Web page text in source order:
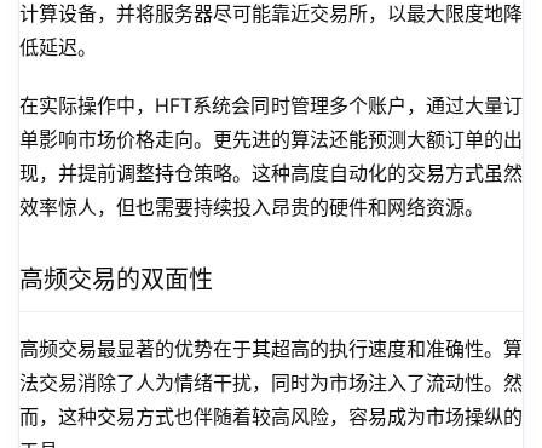
计算设备，并将服务器尽可能靠近交易所，以最大限度地降
低延迟。
在实际操作中，HFT系统会同时管理多个账户，通过大量订
单影响市场价格走向。更先进的算法还能预测大额订单的出
现，并提前调整持仓策略。这种高度自动化的交易方式虽然
效率惊人，但也需要持续投入昂贵的硬件和网络资源。
高频交易的双面性
高频交易最显著的优势在于其超高的执行速度和准确性。算
法交易消除了人为情绪干扰，同时为市场注入了流动性。然
而，这种交易方式也伴随着较高风险，容易成为市场操纵的